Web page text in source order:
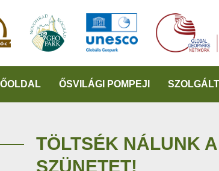
ŐSVILÁGI POMPEJI
TÖLTSÉK NÁLUNK
SZÜNETET!